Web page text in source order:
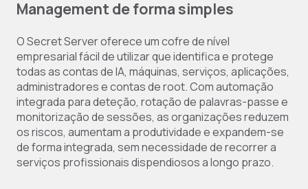
Management de forma simples
O Secret Server oferece um cofre de nível
empresarial fácil de utilizar que identifica e protege
todas as contas de IA, máquinas, serviços, aplicações,
administradores e contas de root. Com automação
integrada para deteção, rotação de palavras-passe e
monitorização de sessões, as organizações reduzem
os riscos, aumentam a produtividade e expandem-se
de forma integrada, sem necessidade de recorrer a
serviços profissionais dispendiosos a longo prazo.